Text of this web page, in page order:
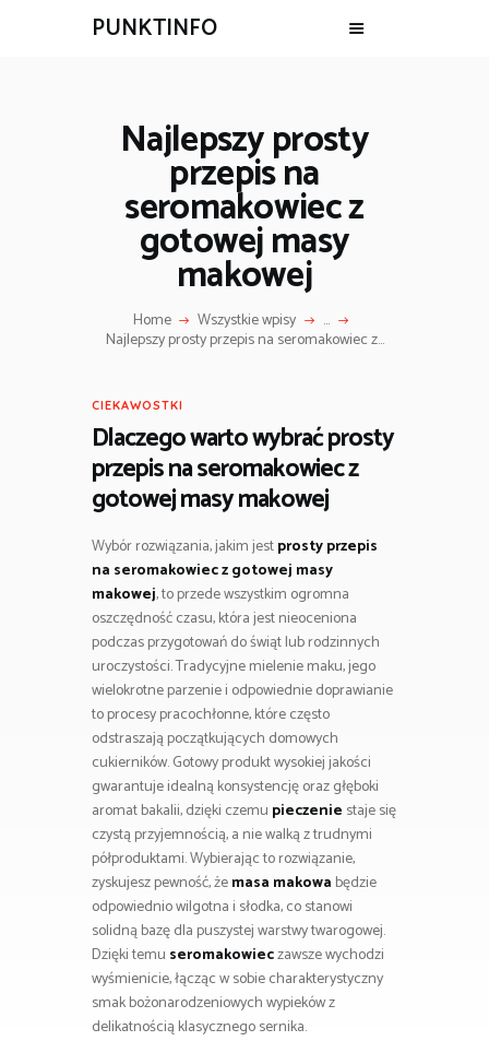
PUNKTINFO
Najlepszy prosty
przepis na
seromakowiec z
gotowej masy
makowej
Home Wszystkie wpisy ...
Najlepszy prosty przepis na seromakowiec z...
CIEKAWOSTKI
Dlaczego warto wybrać prosty
przepis na seromakowiec z
gotowej masy makowej
Wybór rozwiązania, jakim jestprosty przepis
na seromakowiec z gotowej masy
makowej, to przede wszystkim ogromna
oszczędność czasu, która jest nieoceniona
podczas przygotowań do świąt lub rodzinnych
uroczystości. Tradycyjne mielenie maku, jego
wielokrotne parzenie i odpowiednie doprawianie
to procesy pracochłonne, które często
odstraszają początkujących domowych
cukierników. Gotowy produkt wysokiej jakości
gwarantuje idealną konsystencję oraz głęboki
aromat bakalii, dzięki czemu pieczenie staje się
czystą przyjemnością, a nie walką z trudnymi
półproduktami. Wybierając to rozwiązanie,
zyskujesz pewność, żemasa makowa będzie
odpowiednio wilgotna i słodka, co stanowi
solidną bazę dla puszystej warstwy twarogowej.
Dzięki temu seromakowieczawsze wychodzi
wyśmienicie, łącząc w sobie charakterystyczny
smak bożonarodzeniowych wypieków z
delikatnością klasycznego sernika.